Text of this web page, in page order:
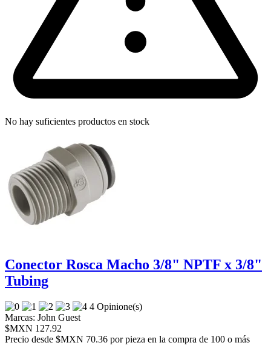
No hay suficientes productos en stock
Conector Rosca Macho 3/8" NPTF x 3/8"
Tubing
4 Opinione(s)
Marcas: John Guest
$MXN 127.92
Precio desde $MXN 70.36 por pieza en la compra de 100 o más